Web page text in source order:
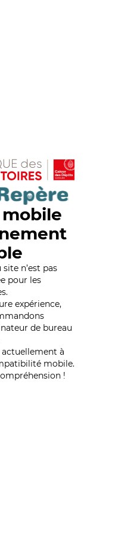
n’est pas
pour les
expérience,
de bureau
à
mobile.
!